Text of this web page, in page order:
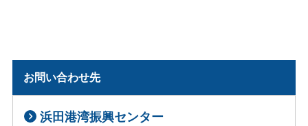
お問い合わせ先
浜田港湾振興センター